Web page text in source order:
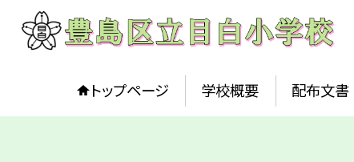
トップページ 学校概要 配布文書